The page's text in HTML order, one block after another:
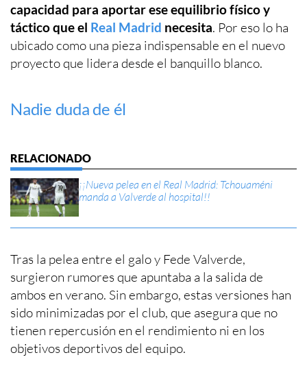
capacidad para aportar ese equilibrio físico y
táctico que el Real Madrid necesita. Por eso lo ha
ubicado como una pieza indispensable en el nuevo
proyecto que lidera desde el banquillo blanco.
Nadie duda de él
¡¡Nueva pelea en el Real Madrid: Tchouaméni
manda a Valverde al hospital!!
Tras la pelea entre el galo y Fede Valverde,
surgieron rumores que apuntaba a la salida de
ambos en verano. Sin embargo, estas versiones han
sido minimizadas por el club, que asegura que no
tienen repercusión en el rendimiento ni en los
objetivos deportivos del equipo.